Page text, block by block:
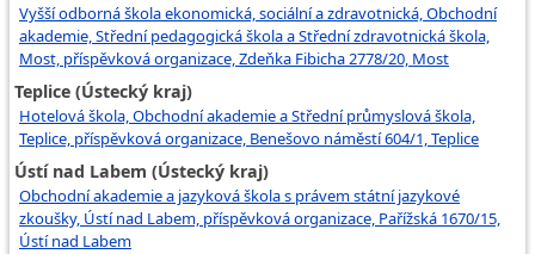
Vyšší odborná škola ekonomická, sociální a zdravotnická, Obchodní
akademie, Střední pedagogická škola a Střední zdravotnická škola,
Most, příspěvková organizace, Zdeňka Fibicha 2778/20, Most
Teplice (Ústecký kraj)
Hotelová škola, Obchodní akademie a Střední průmyslová škola,
Teplice, příspěvková organizace, Benešovo náměstí 604/1, Teplice
Ústí nad Labem (Ústecký kraj)
Obchodní akademie a jazyková škola s právem státní jazykové
zkoušky, Ústí nad Labem, příspěvková organizace, Pařížská 1670/15,
Ústí nad Labem